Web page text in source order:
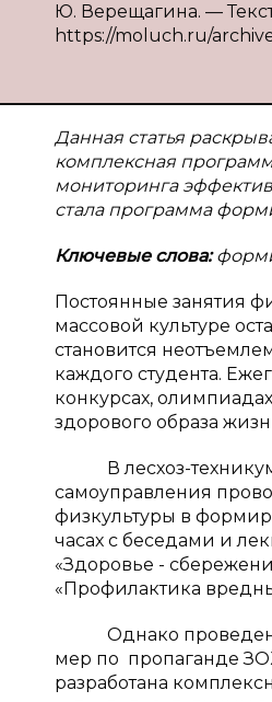
Ю. Верещагина. —
https://moluch.ru/
Данная статья
комплексная
мониторинга
стала программа
Ключевые слова:
Постоянные занятия
массовой культуре
становится
каждого студента.
конкурсах,
здорового образа
В лесхоз-техникуме
самоуправления
физкультуры в
часах с беседами и
«Здоровье -
«Профилактика
Однако
мер по пропаганде
разработана